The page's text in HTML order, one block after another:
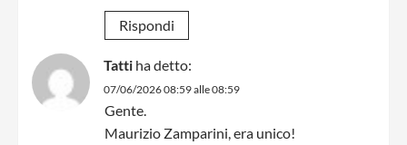
Rispondi
Tatti ha detto:
07/06/2026 08:59 alle 08:59
Gente.
Maurizio Zamparini, era unico!